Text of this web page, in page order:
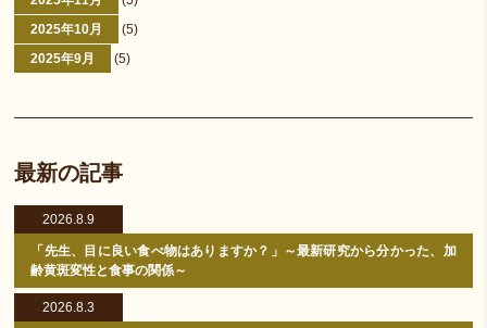
2025年10月
(5)
2025年9月
(5)
最新の記事
2026.8.9
「先生、目に良い食べ物はありますか？」～最新研究から分かった、加
齢黄斑変性と食事の関係～
2026.8.3